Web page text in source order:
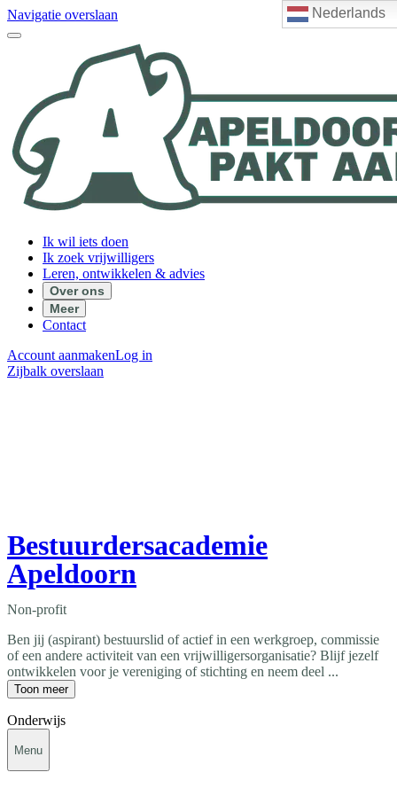
Nederlands
Navigatie overslaan
Ik wil iets doen
Ik zoek vrijwilligers
Leren, ontwikkelen & advies
Over ons
Meer
Contact
Account aanmakenLog in
Zijbalk overslaan
Bestuurdersacademie
Apeldoorn
Non-profit
Ben jij (aspirant) bestuurslid of actief in een werkgroep, commissie
of een andere activiteit van een vrijwilligersorganisatie? Blijf jezelf
ontwikkelen voor je vereniging of stichting en neem deel ...
Toon meer
Onderwijs
Menu